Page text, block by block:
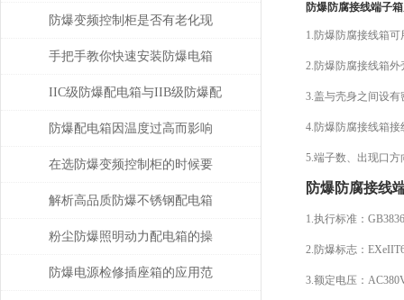
防爆防腐接线端子
1.防爆防腐接线箱
2.防爆防腐接线箱
3.盖与壳身之间设
4.防爆防腐接线箱
5.端子数、出现口
防爆防腐接线
1.执行标准：
2.防爆标志：
3.额定电压：
故障及主要原因
防爆变频控制柜是否有老化现
象？从这几点着手观察
手把手教你快速安装防爆电箱
IIC级防爆配电箱与IIB级防爆配
电箱的不同之处
防爆配电箱因温度过高而影响
使用寿命
在选防爆变频控制柜的时候要
记住的3大原则
解析高品质防爆不锈钢配电箱
的技术与应用
粉尘防爆照明动力配电箱的操
作方法和应用常见问题
防爆电源检修插座箱的应用范